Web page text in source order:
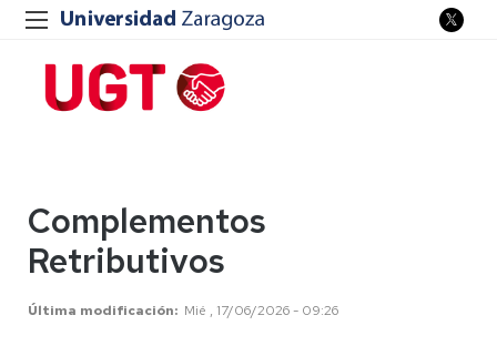
Complementos
Retributivos
Última modificación Mié , 17/06/2026 - 09:26